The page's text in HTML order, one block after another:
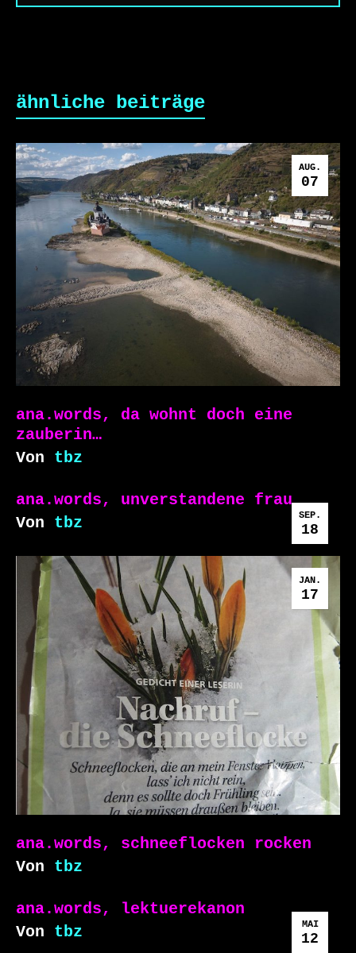
ähnliche beiträge
AUG.
07
ana.words, da wohnt doch eine
zauberin…
Von tbz
SEP.
18
ana.words, unverstandene frau
Von tbz
JAN.
17
ana.words, schneeflocken rocken
Von tbz
MAI
12
ana.words, lektuerekanon
Von tbz